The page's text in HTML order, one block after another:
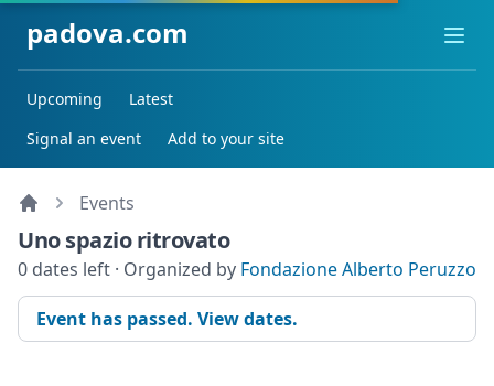
padova.com
Upcoming
Latest
Signal an event
Add to your site
Events
Uno spazio ritrovato
0 dates left · Organized by Fondazione Alberto Peruzzo
Event has passed. View dates.